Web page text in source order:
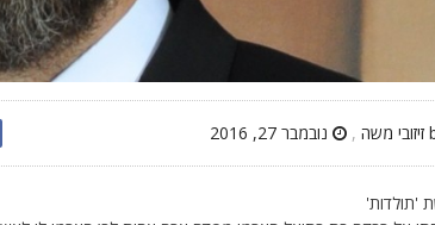
, נובמבר 27, 2016
'תולדות'